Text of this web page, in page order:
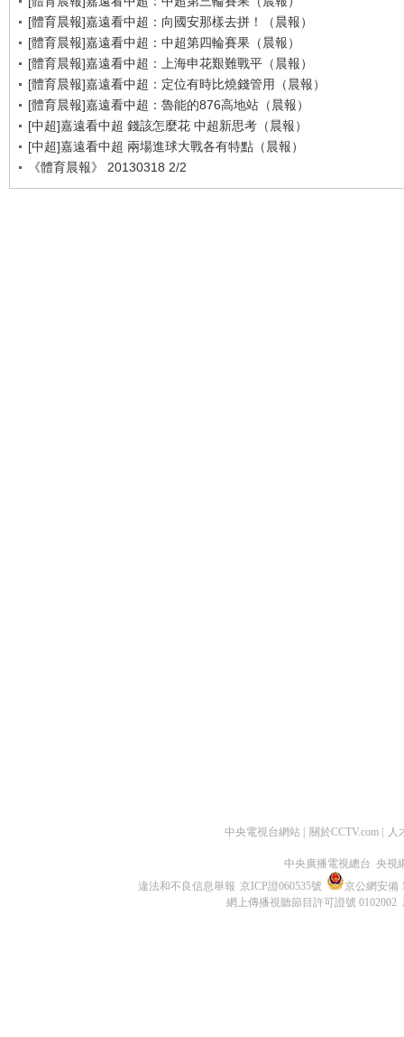
[體育晨報]嘉遠看中超：向國安那樣去拼！（晨報）
[體育晨報]嘉遠看中超：中超第四輪賽果（晨報）
[體育晨報]嘉遠看中超：上海申花艱難戰平（晨報）
[體育晨報]嘉遠看中超：定位有時比燒錢管用（晨報）
[體育晨報]嘉遠看中超：魯能的876高地站（晨報）
[中超]嘉遠看中超 錢該怎麼花 中超新思考（晨報）
[中超]嘉遠看中超 兩場進球大戰各有特點（晨報）
《體育晨報》 20130318 2/2
中央電視台網站 關於CCTV.com 人
中央廣播電視總台 央視
違法和不良信息舉報 京ICP證060535號
京公網安備
網上傳播視聽節目許可證號 0102002